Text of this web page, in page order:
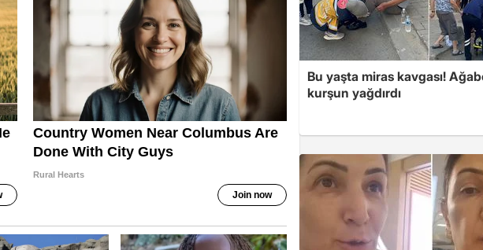
Bu yaşta miras kavgası!
kurşun yağdırdı